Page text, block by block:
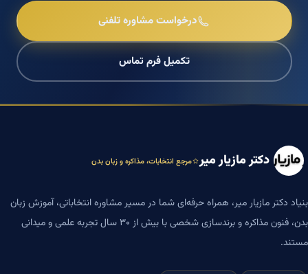
درخواست مشاوره تلفنی
تکمیل فرم تماس
دکتر مازیار میر مرجع انتخابات، مذاکره و زبان بدن
بنیاد دکتر مازیار میر، همراه حرفه‌ای شما در مسیر مشاوره انتخاباتی، آموزش زبان
بدن، فنون مذاکره و برندسازی شخصی با بیش از ۳۰ سال تجربه علمی و میدانی
مستند.